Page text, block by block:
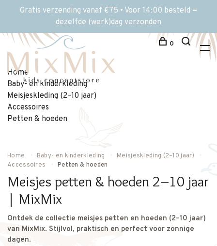
Gratis verzending vanaf €75 • Voor 14:00 besteld =
dezelfde (werk)dag verzonden
0
Home
Baby- en kinderkleding
Meisjeskleding (2–10 jaar)
Accessoires
Petten & hoeden
Home Baby- en kinderkleding
Meisjeskleding (2–10 jaar)
Accessoires
Petten & hoeden
Meisjes petten & hoeden 2–10 jaar
| MixMix
Ontdek de collectie meisjes petten en hoeden (2–10 jaar)
van MixMix. Stijlvol, praktisch en perfect voor zonnige
dagen.